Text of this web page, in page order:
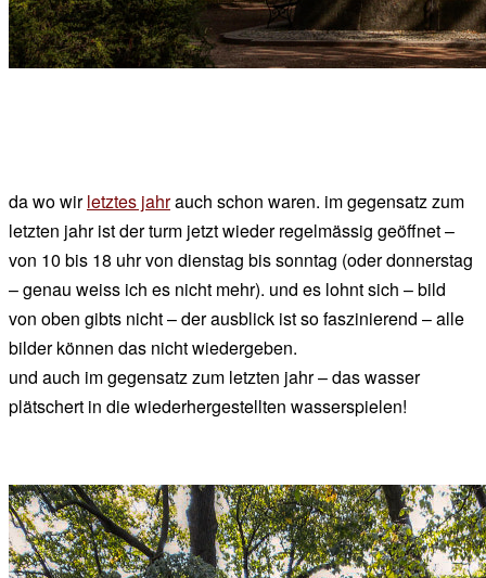
da wo wirletztes jahrauch schon waren. im gegensatz zum
letzten jahr ist der turm jetzt wieder regelmässig geöffnet –
von 10 bis 18 uhr von dienstag bis sonntag (oder donnerstag
– genau weiss ich es nicht mehr). und es lohnt sich – bild
von oben gibts nicht – der ausblick ist so faszinierend – alle
bilder können das nicht wiedergeben.
und auch im gegensatz zum letzten jahr – das wasser
plätschert in die wiederhergestellten wasserspielen!